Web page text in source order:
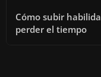
Cómo subir
perder el tiempo